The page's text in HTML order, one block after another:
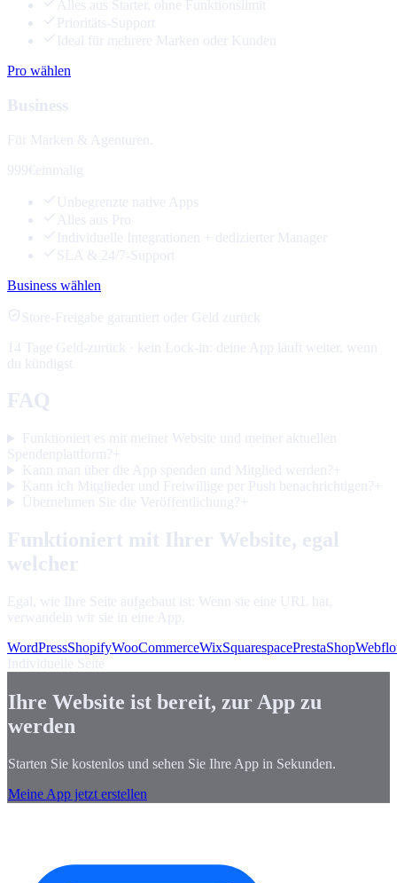
Alles aus Starter, ohne Funktionslimit
Prioritäts-Support
Ideal für mehrere Marken oder Kunden
Pro wählen
Business
Für Marken & Agenturen.
999€ einmalig
Unbegrenzte native Apps
Alles aus Pro
Individuelle Integrationen + dedizierter Manager
SLA & 24/7-Support
Business wählen
Store-Freigabe garantiert oder Geld zurück
14 Tage Geld-zurück · kein Lock-in: deine App läuft weiter, wenn
du kündigst
FAQ
Funktioniert es mit meiner Website und meiner aktuellen
Spendenplattform? +
Kann man über die App spenden und Mitglied werden? +
Kann ich Mitglieder und Freiwillige per Push benachrichtigen? +
Übernehmen Sie die Veröffentlichung? +
Funktioniert mit Ihrer Website, egal
welcher
Egal, wie Ihre Seite aufgebaut ist: Wenn sie eine URL hat,
verwandeln wir sie in eine App.
WordPressShopifyWooCommerceWixSquarespacePrestaShop
Individuelle Seite
Ihre Website ist bereit, zur App zu
werden
Starten Sie kostenlos und sehen Sie Ihre App in Sekunden.
Meine App jetzt erstellen